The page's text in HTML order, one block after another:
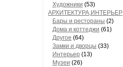
Художники (53)
АРХИТЕКТУРА,ИНТЕРЬЕР
Бары и рестораны (2)
Дома и коттеджи (61)
Другое (64)
Замки и дворцы (33)
Интерьер (13)
Музеи (26)